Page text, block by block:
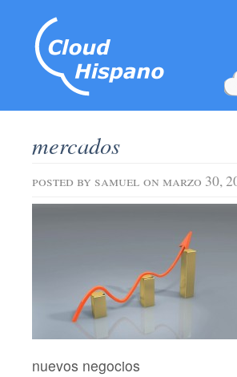
mercados
posted by samuel on marzo 30,
nuevos negocios